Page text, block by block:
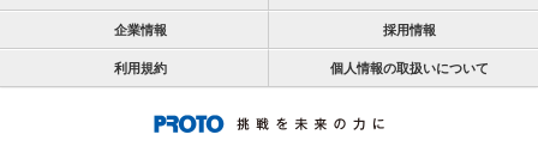
企業情報 採用情報
利用規約 個人情報の取扱いについて